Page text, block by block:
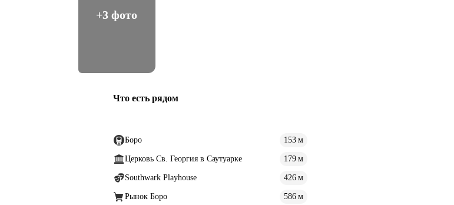
+3 фото
Что есть рядом
Боро 153 м
Церковь Св. Георгия в Саутуарке 179 м
Southwark Playhouse 426 м
Рынок Боро
586 м